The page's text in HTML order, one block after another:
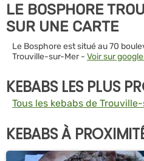
LE BOSPHORE
SUR UNE CARTE
Le Bosphore est situé au 70
Trouville-sur-Mer - Voir sur
KEBABS LES PLUS
Tous les kebabs de
KEBABS À